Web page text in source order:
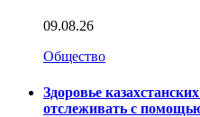
09.08.26
Общество
Здоровье
отслеживать с